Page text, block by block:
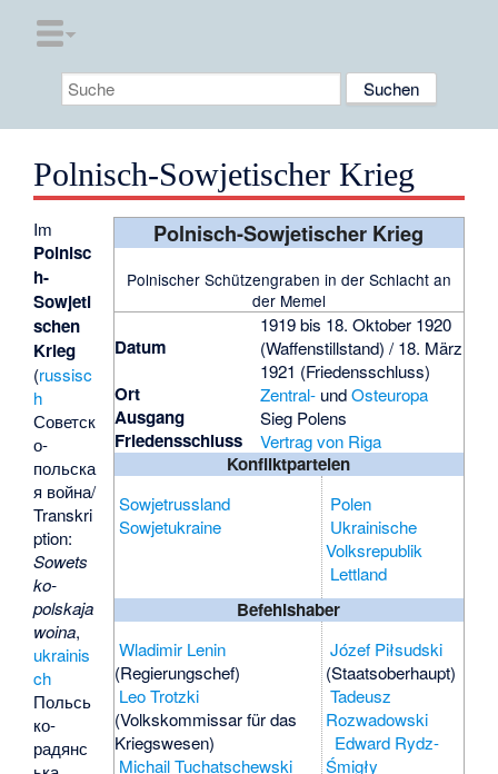
Polnisch-Sowjetischer Krieg
Polnisch-Sowjetischer Krieg
Polnischer Schützengraben in der Schlacht an
der Memel
Datum
1919 bis 18. Oktober 1920
(Waffenstillstand) / 18. März
1921 (Friedensschluss)
Ort Zentral-undOsteuropa
Ausgang Sieg Polens
Friedensschluss Vertrag von Riga
Konfliktparteien
Sowjetrussland
Sowjetukraine
Polen
Ukrainische
Volksrepublik
Lettland
Befehlshaber
Wladimir Lenin
(Regierungschef)
Leo Trotzki
(Volkskommissar für das
Kriegswesen)
Michail Tuchatschewski
Józef Piłsudski
(Staatsoberhaupt)
Tadeusz
Rozwadowski
Edward Rydz-
Śmigły
Im
Polnisc
h-
Sowjeti
schen
Krieg
(russisc
h
Советск
о-
польска
я война/
Transkri
ption:
Sowets
ko-
polskaja
woina,
ukrainis
ch
Польсь
ко-
радянс